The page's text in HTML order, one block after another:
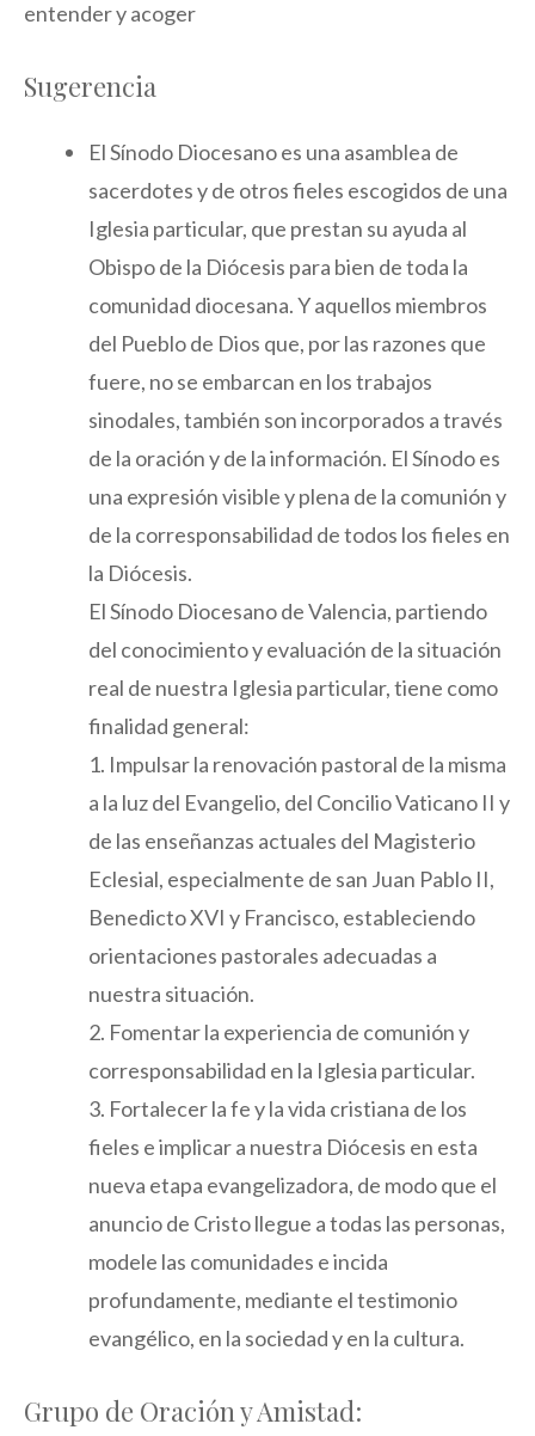
entender y acoger
Sugerencia
El Sínodo Diocesano es una asamblea de
sacerdotes y de otros fieles escogidos de una
Iglesia particular, que prestan su ayuda al
Obispo de la Diócesis para bien de toda la
comunidad diocesana. Y aquellos miembros
del Pueblo de Dios que, por las razones que
fuere, no se embarcan en los trabajos
sinodales, también son incorporados a través
de la oración y de la información. El Sínodo es
una expresión visible y plena de la comunión y
de la corresponsabilidad de todos los fieles en
la Diócesis.
El Sínodo Diocesano de Valencia, partiendo
del conocimiento y evaluación de la situación
real de nuestra Iglesia particular, tiene como
finalidad general:
1. Impulsar la renovación pastoral de la misma
a la luz del Evangelio, del Concilio Vaticano II y
de las enseñanzas actuales del Magisterio
Eclesial, especialmente de san Juan Pablo II,
Benedicto XVI y Francisco, estableciendo
orientaciones pastorales adecuadas a
nuestra situación.
2. Fomentar la experiencia de comunión y
corresponsabilidad en la Iglesia particular.
3. Fortalecer la fe y la vida cristiana de los
fieles e implicar a nuestra Diócesis en esta
nueva etapa evangelizadora, de modo que el
anuncio de Cristo llegue a todas las personas,
modele las comunidades e incida
profundamente, mediante el testimonio
evangélico, en la sociedad y en la cultura.
Grupo de Oración y Amistad: